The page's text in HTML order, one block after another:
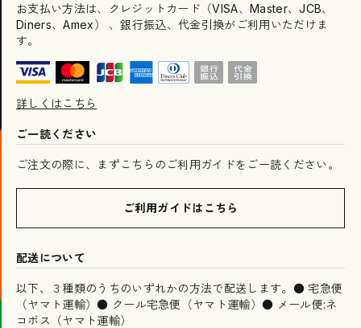
お支払い方法は、クレジットカード（VISA、Master、JCB、
Diners、Amex） 、銀行振込、代金引換がご利用いただけま
す。
詳しくはこちら
ご一読ください
ご注文の際に、まずこちらのご利用ガイドをご一読ください。
ご利用ガイドはこちら
配送について
以下、３種類のうちのいずれかの方法で配送します。● 宅急便
（ヤマト運輸）● クール宅急便（ヤマト運輸）● メール便:ネ
コポス（ヤマト運輸）